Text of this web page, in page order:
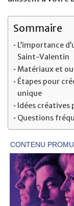
Sommaire
L’importance
Saint-Valentin
Matériaux et
Étapes pour
unique
Idées créatives
Questions